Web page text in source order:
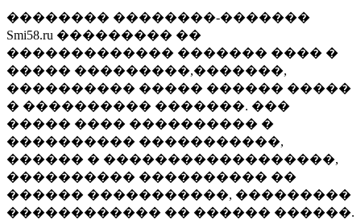
�������� ��������-�������
Smi58.ru ��������� ��
������������� ������� ���� �
����� ���������,�������,
���������� ����� ������ �����
� ���������� �������. ���
����� ���� ���������� �
���������� �����������,
������ � ������������������,
���������� ���������� ��
������ �����������, ���������
������������ �� ������ ������.